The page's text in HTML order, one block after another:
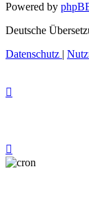
Powered by
Deutsche
Datenschutz